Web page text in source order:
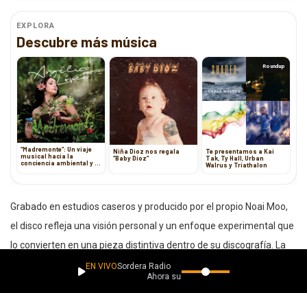
EXPLORA
Descubre más música
“Madremonte”: Un viaje
musical hacia la
conciencia ambiental y la
Niña Dioz nos regala
“Baby Dioz”
Roundup
Te presentamos a Kai
Tak, Ty Hall, Urban
Walrus y Triathalon
Grabado en estudios caseros y producido por el propio Noai Moo,
el disco refleja una visión personal y un enfoque experimental que
lo convierten en una pieza distintiva dentro de su discografía. La
masterización, a cargo de Adrián Gómez Barrera de Eiby Music,
EN VIVOSordera Radio
Ahora suena